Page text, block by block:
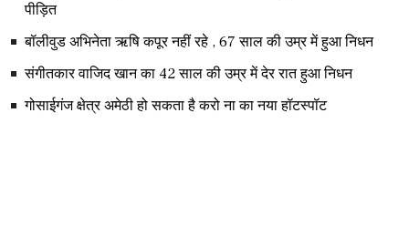
पीड़ित
बॉलीवुड अभिनेता ऋषि कपूर नहीं रहे , 67 साल की उम्र में हुआ निधन
संगीतकार वाजिद खान का 42 साल की उम्र में देर रात हुआ निधन
गोसाईगंज क्षेत्र अमेठी हो सकता है करो ना का नया हॉटस्पॉट